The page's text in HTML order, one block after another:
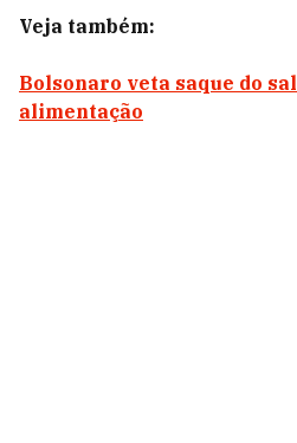
Veja também:
Bolsonaro veta saque do
alimentação